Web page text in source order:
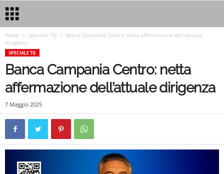
Home Speciale TG
Banca Campania Centro: netta affermazione dell’attuale
dirigenza
SPECIALE TG
Banca Campania Centro: netta
affermazione dell’attuale dirigenza
7 Maggio 2025